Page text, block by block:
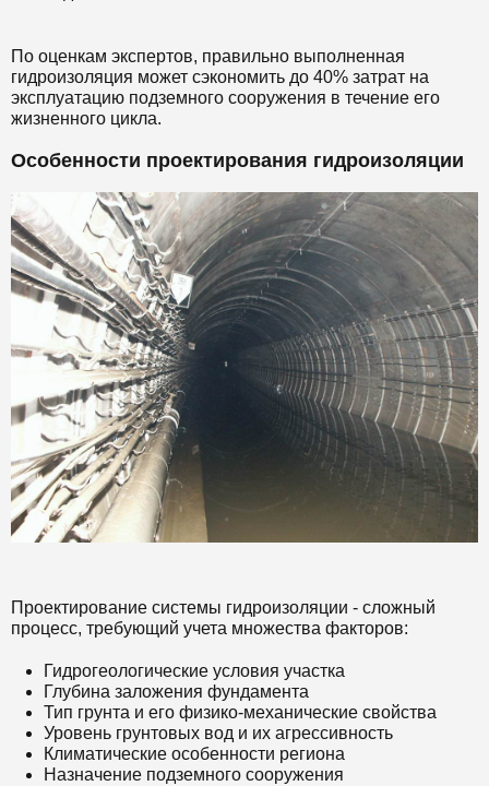
По оценкам экспертов, правильно выполненная
гидроизоляция может сэкономить до 40% затрат на
эксплуатацию подземного сооружения в течение его
жизненного цикла.
Особенности проектирования гидроизоляции
Проектирование системы гидроизоляции - сложный
процесс, требующий учета множества факторов:
Гидрогеологические условия участка
Глубина заложения фундамента
Тип грунта и его физико-механические свойства
Уровень грунтовых вод и их агрессивность
Климатические особенности региона
Назначение подземного сооружения